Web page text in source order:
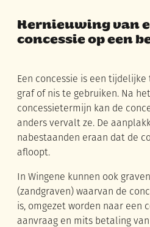
Hernieuwing van
concessie op een
Een concessie is een
graf of nis te gebruiken. Na
concessietermijn kan de
anders vervalt ze. De
nabestaanden eraan dat de
afloopt.
In Wingene kunnen ook
(zandgraven) waarvan de
is, omgezet worden naar een
aanvraag en mits betaling